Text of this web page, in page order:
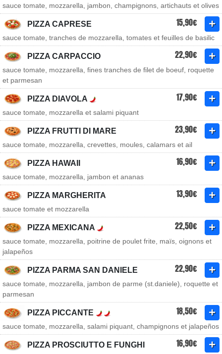
sauce tomate, mozzarella, jambon, champignons, artichauts et olives
PIZZA CAPRESE 15,90€
sauce tomate, tranches de mozzarella, tomates et feuilles de basilic
PIZZA CARPACCIO 22,90€
sauce tomate, mozzarella, fines tranches de filet de boeuf, roquette
et parmesan
PIZZA DIAVOLA 17,90€
sauce tomate, mozzarella et salami piquant
PIZZA FRUTTI DI MARE 23,90€
sauce tomate, mozzarella, crevettes, moules, calamars et ail
PIZZA HAWAII 16,90€
sauce tomate, mozzarella, jambon et ananas
PIZZA MARGHERITA 13,90€
sauce tomate et mozzarella
PIZZA MEXICANA 22,50€
sauce tomate, mozzarella, poitrine de poulet frite, maïs, oignons et
jalapeños
PIZZA PARMA SAN DANIELE 22,90€
sauce tomate, mozzarella, jambon de parme (st.daniele), roquette et
parmesan
PIZZA PICCANTE 18,50€
sauce tomate, mozzarella, salami piquant, champignons et jalapeños
PIZZA PROSCIUTTO E FUNGHI 16,90€